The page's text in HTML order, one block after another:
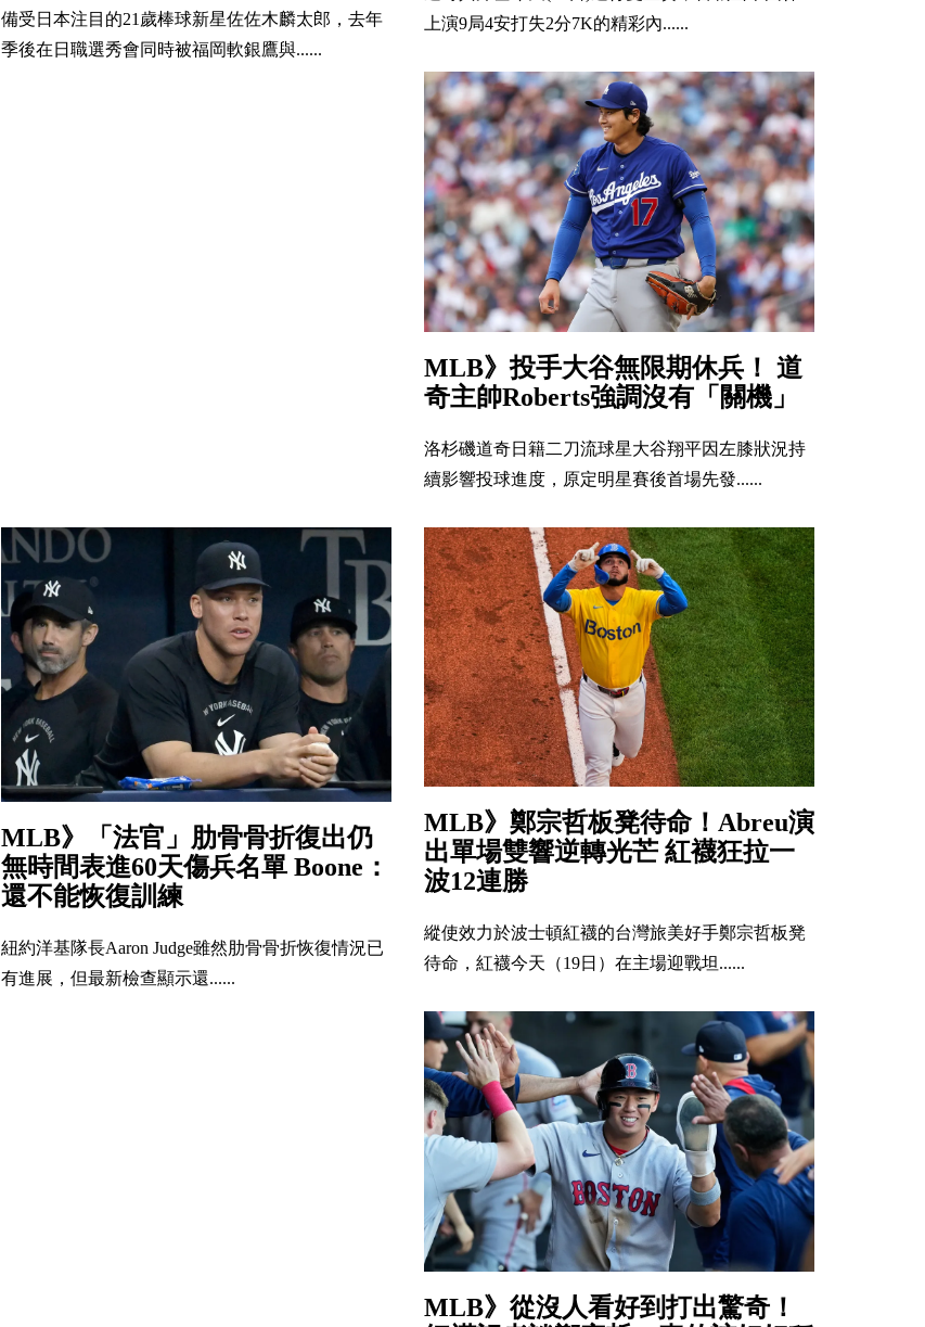
備受日本注目的21歲棒球新星佐佐木麟太郎，去年
季後在日職選秀會同時被福岡軟銀鷹與......
上演9局4安打失2分7K的精彩內......
MLB》投手大谷無限期休兵！ 道
奇主帥Roberts強調沒有「關機」
洛杉磯道奇日籍二刀流球星大谷翔平因左膝狀況持
續影響投球進度，原定明星賽後首場先發......
MLB》「法官」肋骨骨折復出仍
無時間表進60天傷兵名單 Boone：
還不能恢復訓練
紐約洋基隊長Aaron Judge雖然肋骨骨折恢復情況已
有進展，但最新檢查顯示還......
MLB》鄭宗哲板凳待命！Abreu演
出單場雙響逆轉光芒 紅襪狂拉一
波12連勝
縱使效力於波士頓紅襪的台灣旅美好手鄭宗哲板凳
待命，紅襪今天（19日）在主場迎戰坦......
MLB》從沒人看好到打出驚奇！